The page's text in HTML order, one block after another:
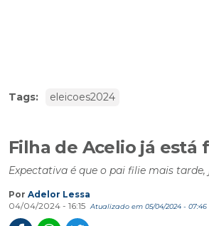
Tags: eleicoes2024
Filha de Acelio já está
Expectativa é que o pai filie mais
Por Adelor Lessa
04/04/2024 - 16:15
Atualizado em 05/04/2024 - 07:46